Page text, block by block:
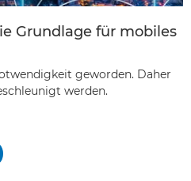
Grundlage für mobiles
geworden. Daher
werden.